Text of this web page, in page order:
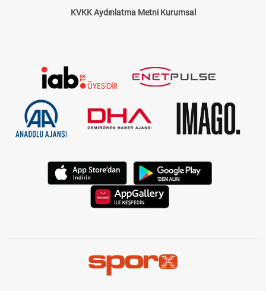
KVKK Aydınlatma Metni Kurumsal